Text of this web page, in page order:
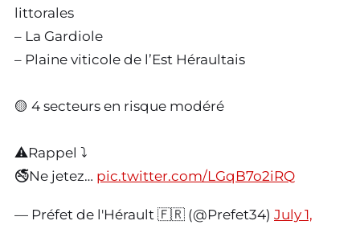
littorales
– La Gardiole
– Plaine viticole de l’Est Héraultais
🟡 4 secteurs en risque modéré
⚠️Rappel ⤵️
🚭Ne jetez… pic.twitter.com/LGqB7o2iRQ
— Préfet de l'Hérault 🇫🇷 (@Prefet34) July 1,